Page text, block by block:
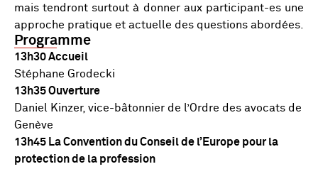
mais tendront surtout à donner aux participant-es une
approche pratique et actuelle des questions abordées.
Programme
13h30 Accueil
Stéphane Grodecki
13h35 Ouverture
Daniel Kinzer, vice-bâtonnier de l’Ordre des avocats de
Genève
13h45 La Convention du Conseil de l’Europe pour la
protection de la profession